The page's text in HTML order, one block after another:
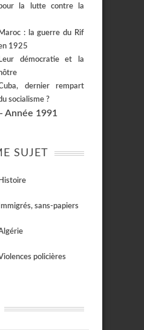
la lutte contre la
Maroc : la guerre du Rif
1925
Leur démocratie et la
dernier rempart
socialisme ?
Année 1991
SUJET
Histoire
Immigrés, sans-papiers
policières